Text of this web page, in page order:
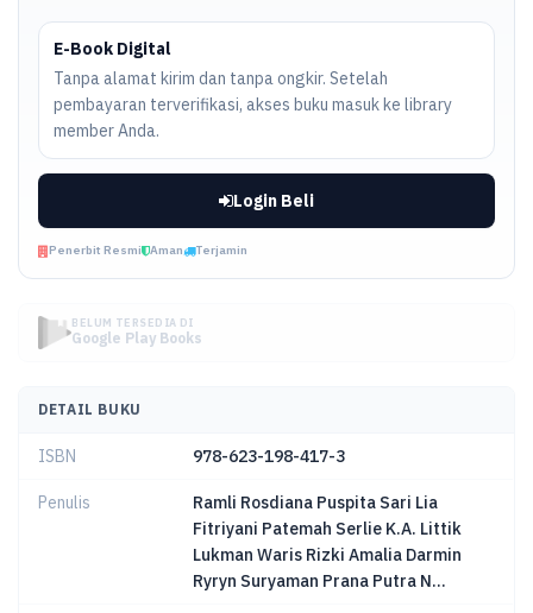
E-Book Digital
Tanpa alamat kirim dan tanpa ongkir. Setelah
pembayaran terverifikasi, akses buku masuk ke library
member Anda.
Login Beli
Penerbit Resmi Aman Terjamin
BELUM TERSEDIA DI
Google Play Books
DETAIL BUKU
ISBN 978-623-198-417-3
Penulis
Ramli Rosdiana Puspita Sari Lia
Fitriyani Patemah Serlie K.A. Littik
Lukman Waris Rizki Amalia Darmin
Ryryn Suryaman Prana Putra N...